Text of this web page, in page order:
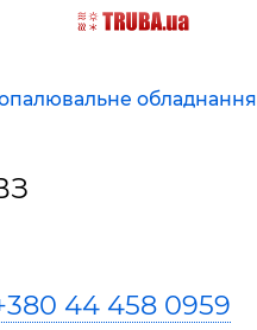
опалювальне обладнання
44 458 0959